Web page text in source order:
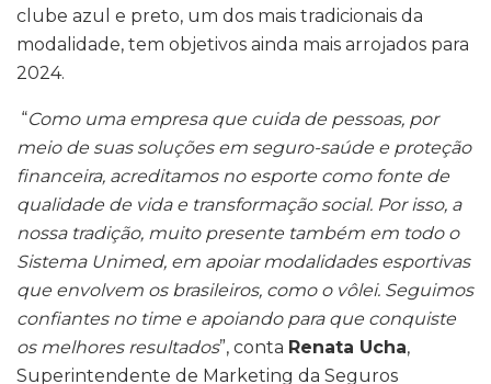
clube azul e preto, um dos mais tradicionais da
modalidade, tem objetivos ainda mais arrojados para
2024.
“Como uma empresa que cuida de pessoas, por
meio de suas soluções em seguro-saúde e proteção
financeira, acreditamos no esporte como fonte de
qualidade de vida e transformação social. Por isso, a
nossa tradição, muito presente também em todo o
Sistema Unimed, em apoiarmodalidades esportivas
que envolvem os brasileiros, como o vôlei. Seguimos
confiantes no time e apoiandopara que conquiste
os melhores resultados”, conta Renata Ucha,
Superintendente de Marketing da Seguros